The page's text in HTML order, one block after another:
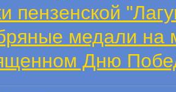
пензенской
медали на
Дню